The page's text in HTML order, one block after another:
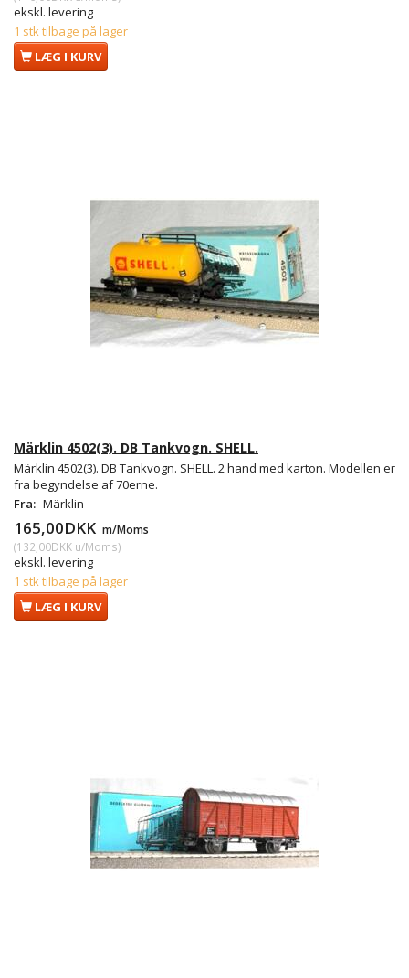
ekskl. levering
1 stk tilbage på lager
LÆG I KURV
Märklin 4502(3). DB Tankvogn. SHELL.
Märklin 4502(3). DB Tankvogn. SHELL. 2 hand med karton. Modellen er
fra begyndelse af 70erne.
Fra: Märklin
165,00DKK m/Moms
(132,00DKK u/Moms)
ekskl. levering
1 stk tilbage på lager
LÆG I KURV